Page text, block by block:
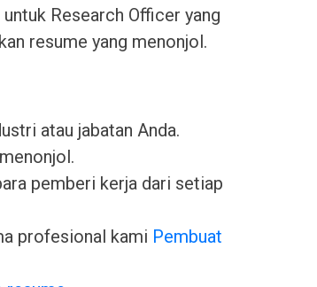
Research Officer yang
resume yang menonjol.
atau jabatan Anda.
pemberi kerja dari setiap
profesional kami Pembuat